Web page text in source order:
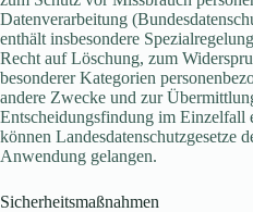
Datenverarbeitung
enthält insbesondere
Recht auf Löschung, zum
besonderer Kategorien
andere Zwecke und zur
Entscheidungsfindung im
können Landesdatenschutzgesetze
Anwendung gelangen.
Sicherheitsmaßnahmen